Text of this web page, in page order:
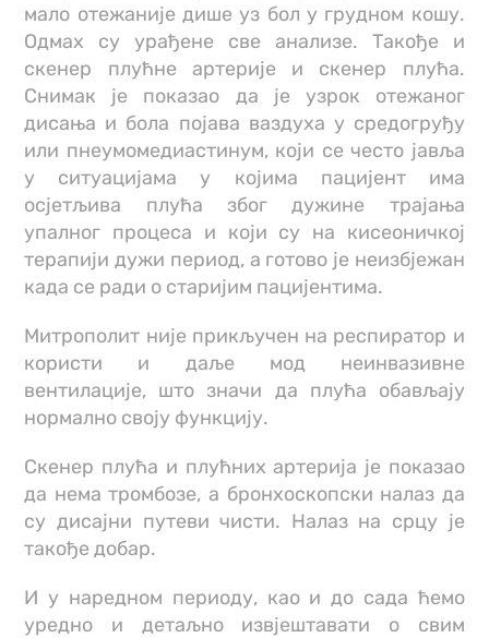
мало отежаније дише уз бол у грудном кошу.
Одмах су урађене све анализе. Такође и
скенер плућне артерије и скенер плућа.
Снимак је показао да је узрок отежаног
дисања и бола појава ваздуха у средогруђу
или пнеумомедиастинум, који се често јавља
у ситуацијама у којима пацијент има
осјетљива плућа због дужине трајања
упалног процеса и који су на кисеоничкој
терапији дужи период, а готово је неизбјежан
када се ради о старијим пацијентима.
Митрополит није прикључен на респиратор и
користи и даље мод неинвазивне
вентилације, што значи да плућа обављају
нормално своју функцију.
Скенер плућа и плућних артерија је показао
да нема тромбозе, а бронхоскопски налаз да
су дисајни путеви чисти. Налаз на срцу је
такође добар.
И у наредном периоду, као и до сада ћемо
уредно и детаљно извјештавати о свим